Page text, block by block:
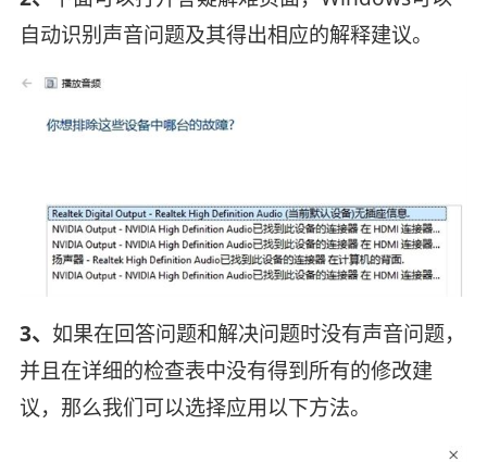
自动识别声音问题及其得出相应的解释建议。
3、 如果在回答问题和解决问题时没有声音问题，
并且在详细的检查表中没有得到所有的修改建
议，那么我们可以选择应用以下方法。